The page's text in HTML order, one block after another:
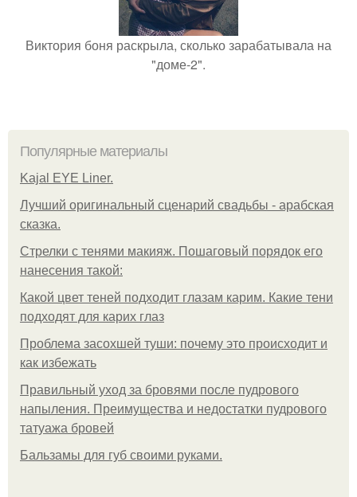
Виктория боня раскрыла, сколько зарабатывала на
"доме-2".
Популярные материалы
Kajal EYE Liner.
Лучший оригинальный сценарий свадьбы - арабская
сказка.
Стрелки с тенями макияж. Пошаговый порядок его
нанесения такой:
Какой цвет теней подходит глазам карим. Какие тени
подходят для карих глаз
Проблема засохшей туши: почему это происходит и
как избежать
Правильный уход за бровями после пудрового
напыления. Преимущества и недостатки пудрового
татуажа бровей
Бальзамы для губ своими руками.